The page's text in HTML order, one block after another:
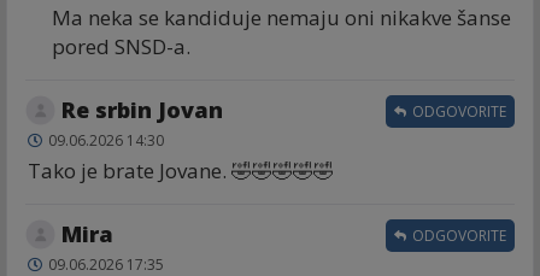
Ma neka se kandiduje nemaju oni nikakve šanse
pored SNSD-a.
Re srbin Jovan
09.06.2026 14:30
Tako je brate Jovane. 🤣🤣🤣🤣🤣
ODGOVORITE
Mira
09.06.2026 17:35
ODGOVORITE